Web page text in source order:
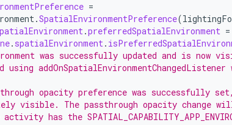
=
.SpatialEnvironmentPreference(
.preferredSpatialEnvironment =
. spatialEnvironment.
was successfully updated and is now
opacity preference was successfully
visible. The passthrough opacity change
has the